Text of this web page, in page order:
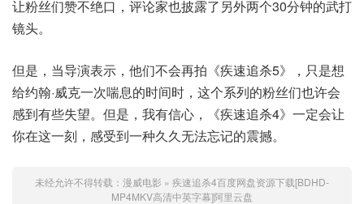
让粉丝们赞不绝口，评论家也披露了另外两个30分钟的武打
镜头。
但是，当导演表示，他们不会再拍《疾速追杀5》，只是想
给约翰·威克一次喘息的时间时，这个系列的粉丝们也许会
感到有些失望。但是，我有信心，《疾速追杀4》一定会让
你在这一刻，感受到一种久久无法忘记的震撼。
未经允许不得转载： 漫威电影 » 疾速追杀4百度网盘资源下载[BDHD-
MP4MKV高清中英字幕]阿里云盘